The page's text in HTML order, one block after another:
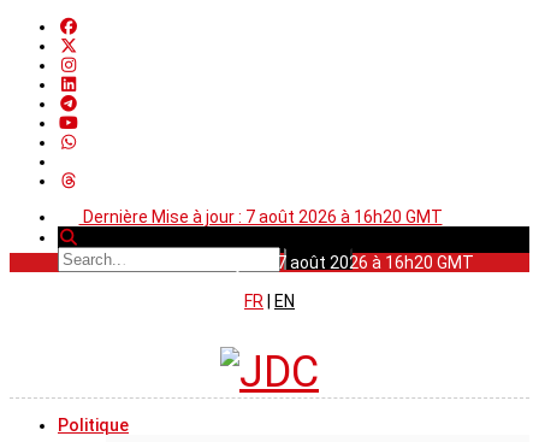
Dernière Mise à jour : 7 août 2026 à 16h20 GMT
Dernière Mise à jour : 7 août 2026 à 16h20 GMT
FR
EN
Politique